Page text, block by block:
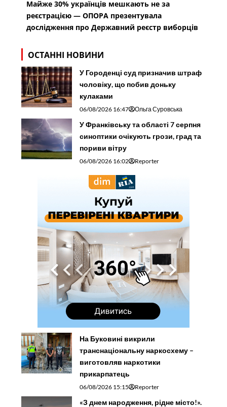
Майже 30% українців мешкають не за
реєстрацією — ОПОРА презентувала
дослідження про Державний реєстр виборців
ОСТАННІ НОВИНИ
У Городенці суд призначив штраф
чоловіку, що побив доньку
кулаками
06/08/2026 16:47 Ольга Суровська
У Франківську та області 7 серпня
синоптики очікують грози, град та
пориви вітру
06/08/2026 16:02 Reporter
На Буковині викрили
транснаціональну наркосхему –
виготовляв наркотики
прикарпатець
06/08/2026 15:15 Reporter
«З днем народження, рідне місто!».